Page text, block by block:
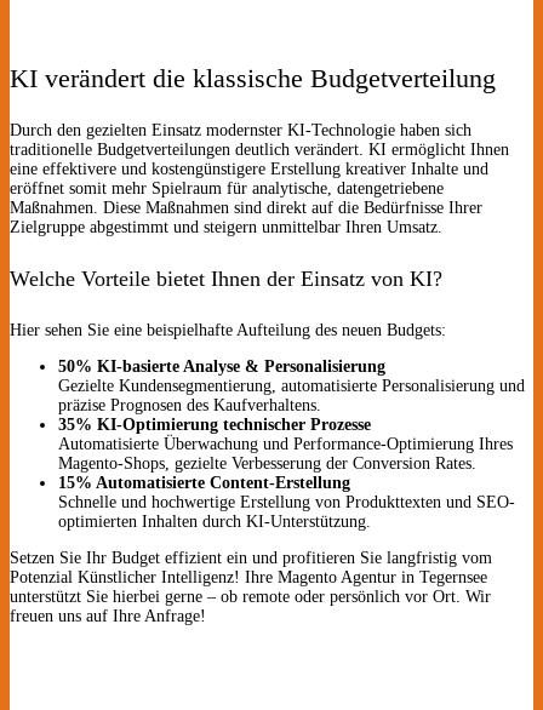
KI verändert die klassische Budgetverteilung
Durch den gezielten Einsatz modernster KI-Technologie haben sich
traditionelle Budgetverteilungen deutlich verändert. KI ermöglicht Ihnen
eine effektivere und kostengünstigere Erstellung kreativer Inhalte und
eröffnet somit mehr Spielraum für analytische, datengetriebene
Maßnahmen. Diese Maßnahmen sind direkt auf die Bedürfnisse Ihrer
Zielgruppe abgestimmt und steigern unmittelbar Ihren Umsatz.
Welche Vorteile bietet Ihnen der Einsatz von KI?
Hier sehen Sie eine beispielhafte Aufteilung des neuen Budgets:
50% KI-basierte Analyse & Personalisierung
Gezielte Kundensegmentierung, automatisierte Personalisierung und
präzise Prognosen des Kaufverhaltens.
35% KI-Optimierung technischer Prozesse
Automatisierte Überwachung und Performance-Optimierung Ihres
Magento-Shops, gezielte Verbesserung der Conversion Rates.
15% Automatisierte Content-Erstellung
Schnelle und hochwertige Erstellung von Produkttexten und SEO-
optimierten Inhalten durch KI-Unterstützung.
Setzen Sie Ihr Budget effizient ein und profitieren Sie langfristig vom
Potenzial Künstlicher Intelligenz! Ihre Magento Agentur in Tegernsee
unterstützt Sie hierbei gerne – ob remote oder persönlich vor Ort. Wir
freuen uns auf Ihre Anfrage!